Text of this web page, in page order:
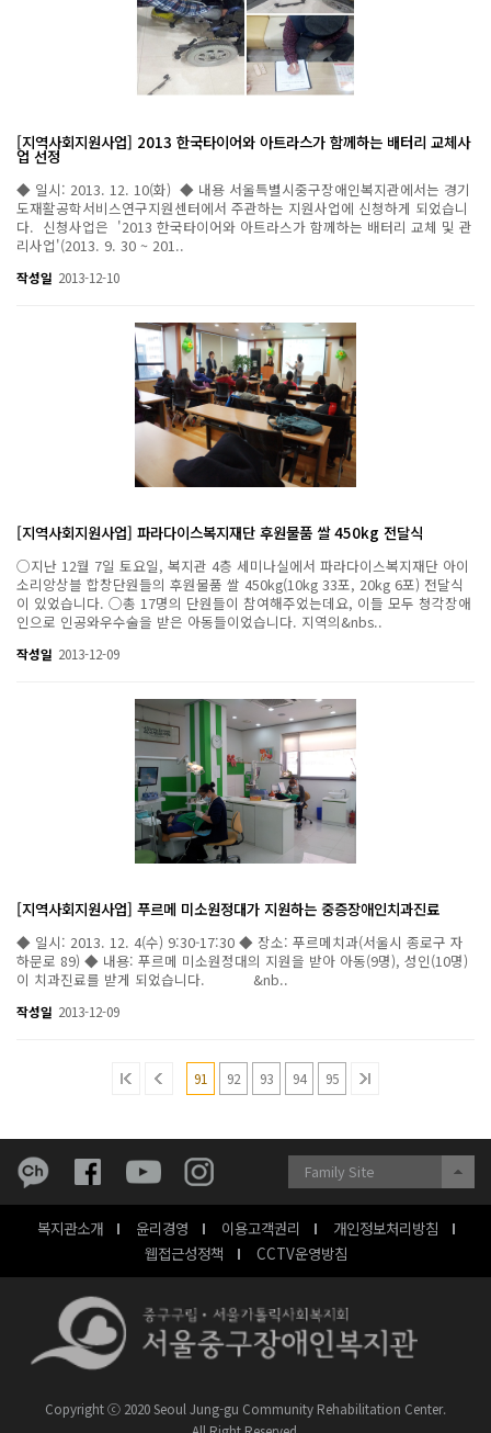
[지역사회지원사업] 2013 한국타이어와 아트라스가 함께하는 배터리 교체사
업 선정
◆ 일시: 2013. 12. 10(화) ◆ 내용 서울특별시중구장애인복지관에서는 경기
도재활공학서비스연구지원센터에서 주관하는 지원사업에 신청하게 되었습니
다. 신청사업은 '2013 한국타이어와 아트라스가 함께하는 배터리 교체 및 관
리사업'(2013. 9. 30 ~ 201..
작성일 2013-12-10
[지역사회지원사업] 파라다이스복지재단 후원물품 쌀 450kg 전달식
○지난 12월 7일 토요일, 복지관 4층 세미나실에서 파라다이스복지재단 아이
소리앙상블 합창단원들의 후원물품 쌀 450kg(10kg 33포, 20kg 6포) 전달식
이 있었습니다. ○총 17명의 단원들이 참여해주었는데요, 이들 모두 청각장애
인으로 인공와우수술을 받은 아동들이었습니다. 지역의&nbs..
작성일 2013-12-09
[지역사회지원사업] 푸르메 미소원정대가 지원하는 중증장애인치과진료
◆ 일시: 2013. 12. 4(수) 9:30-17:30 ◆ 장소: 푸르메치과(서울시 종로구 자
하문로 89) ◆ 내용: 푸르메 미소원정대의 지원을 받아 아동(9명), 성인(10명)
이 치과진료를 받게 되었습니다. &nb..
작성일 2013-12-09
91 92 93 94 95
복지관소개 윤리경영 이용고객권리
개인정보처리방침
웹접근성정책
CCTV운영방침
Family Site
Copyright ⓒ 2020 Seoul Jung-gu Community Rehabilitation Center.